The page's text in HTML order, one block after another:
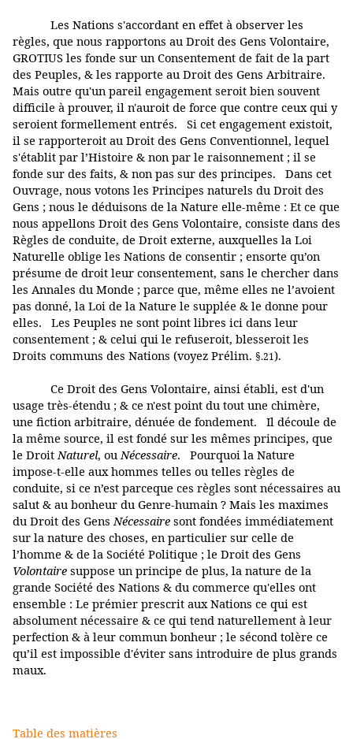
Les Nations s'accordant en effet à observer les
règles, que nous rapportons au Droit des Gens Volontaire,
GROTIUS les fonde sur un Consentement de fait de la part
des Peuples, & les rapporte au Droit des Gens Arbitraire.
Mais outre qu'un pareil engagement seroit bien souvent
difficile à prouver, il n'auroit de force que contre ceux qui y
seroient formellement entrés. Si cet engagement existoit,
il se rapporteroit au Droit des Gens Conventionnel, lequel
s'établit par l’Histoire & non par le raisonnement ; il se
fonde sur des faits, & non pas sur des principes. Dans cet
Ouvrage, nous votons les Principes naturels du Droit des
Gens ; nous le déduisons de la Nature elle-même : Et ce que
nous appellons Droit des Gens Volontaire, consiste dans des
Règles de conduite, de Droit externe, auxquelles la Loi
Naturelle oblige les Nations de consentir ; ensorte qu’on
présume de droit leur consentement, sans le chercher dans
les Annales du Monde ; parce que, même elles ne l’avoient
pas donné, la Loi de la Nature le supplée & le donne pour
elles. Les Peuples ne sont point libres ici dans leur
consentement ; & celui qui le refuseroit, blesseroit les
Droits communs des Nations (voyez Prélim. §.21).
Ce Droit des Gens Volontaire, ainsi établi, est d'un
usage très-étendu ; & ce n'est point du tout une chimère,
une fiction arbitraire, dénuée de fondement. Il découle de
la même source, il est fondé sur les mêmes principes, que
le Droit Naturel, ou Nécessaire. Pourquoi la Nature
impose-t-elle aux hommes telles ou telles règles de
conduite, si ce n’est parceque ces règles sont nécessaires au
salut & au bonheur du Genre-humain ? Mais les maximes
du Droit des Gens Nécessaire sont fondées immédiatement
sur la nature des choses, en particulier sur celle de
l’homme & de la Société Politique ; le Droit des Gens
Volontaire suppose un principe de plus, la nature de la
grande Société des Nations & du commerce qu'elles ont
ensemble : Le prémier prescrit aux Nations ce qui est
absolument nécessaire & ce qui tend naturellement à leur
perfection & à leur commun bonheur ; le sécond tolère ce
qu’il est impossible d'éviter sans introduire de plus grands
maux.
Table des matières